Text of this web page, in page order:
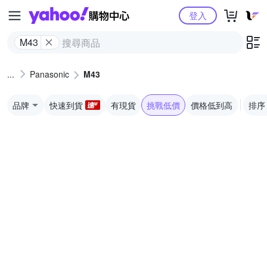
Yahoo購物中心
M43
登入
Panasonic M43
品牌 快速到貨 有現貨 挑戰低價 價格低到高 排序